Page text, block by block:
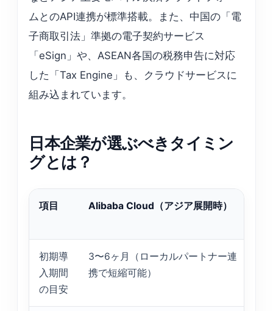
ムとのAPI連携が標準搭載。また、中国の「電
子商取引法」準拠の電子契約サービス
「eSign」や、ASEAN各国の税務申告に対応
した「Tax Engine」も、クラウドサービスに
組み込まれています。
日本企業が選ぶべきタイミン
グとは？
項目 Alibaba Cloud（アジア展開時）
初期導
入期間
の目安
3〜6ヶ月（ローカルパートナー連
携で短縮可能）